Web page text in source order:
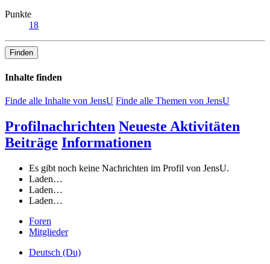
Punkte
18
Finden
Inhalte finden
Finde alle Inhalte von JensU Finde alle Themen von JensU
Profilnachrichten Neueste Aktivitäten
Beiträge Informationen
Es gibt noch keine Nachrichten im Profil von JensU.
Laden…
Laden…
Laden…
Foren
Mitglieder
Deutsch (Du)